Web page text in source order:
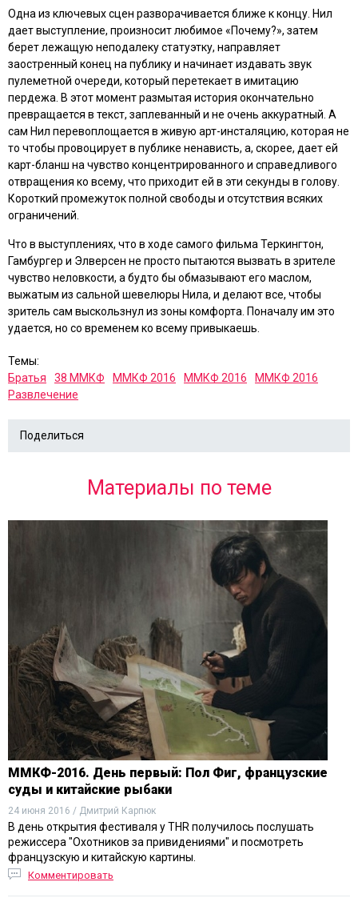
Одна из ключевых сцен разворачивается ближе к концу. Нил
дает выступление, произносит любимое «Почему?», затем
берет лежащую неподалеку статуэтку, направляет
заостренный конец на публику и начинает издавать звук
пулеметной очереди, который перетекает в имитацию
пердежа. В этот момент размытая история окончательно
превращается в текст, заплеванный и не очень аккуратный. А
сам Нил перевоплощается в живую арт-инсталяцию, которая не
то чтобы провоцирует в публике ненависть, а, скорее, дает ей
карт-бланш на чувство концентрированного и справедливого
отвращения ко всему, что приходит ей в эти секунды в голову.
Короткий промежуток полной свободы и отсутствия всяких
ограничений.
Что в выступлениях, что в ходе самого фильма Теркингтон,
Гамбургер и Элверсен не просто пытаются вызвать в зрителе
чувство неловкости, а будто бы обмазывают его маслом,
выжатым из сальной шевелюры Нила, и делают все, чтобы
зритель сам выскользнул из зоны комфорта. Поначалу им это
удается, но со временем ко всему привыкаешь.
Темы:
Братья
38 ММКФ ММКФ 2016 ММКФ 2016
ММКФ 2016
Развлечение
Поделиться
Материалы по теме
ММКФ-2016. День первый: Пол Фиг, французские
суды и китайские рыбаки
24 июня 2016 / Дмитрий Карпюк
В день открытия фестиваля у THR получилось послушать
режиссера "Охотников за привидениями" и посмотреть
французскую и китайскую картины.
Комментировать